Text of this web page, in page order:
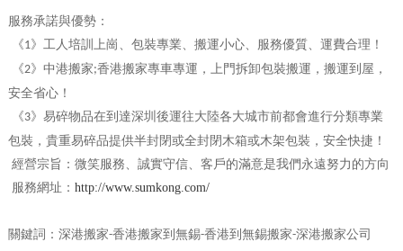
服務承諾與優勢：
《1》工人培訓上崗、包裝專業、搬運小心、服務優質、運費合理！
《2》中港搬家;香港搬家專車專運，上門拆卸包裝搬運，搬運到屋，
安全省心！
《3》易碎物品在到達深圳後運往大陸各大城市前都會進行分類專業
包裝，貴重易碎品提供半封閉或全封閉木箱或木架包裝，安全快捷！
經營宗旨：微笑服務、誠實守信、客戶的滿意是我們永遠努力的方向
服務網址： http://www.sumkong.com/
關鍵詞：深港搬家-香港搬家到無錫-香港到無錫搬家-深港搬家公司